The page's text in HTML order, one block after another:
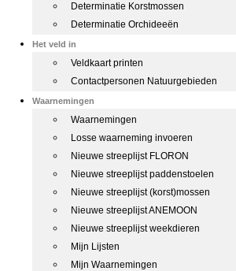
Determinatie Korstmossen
Determinatie Orchideeën
Het veld in
Veldkaart printen
Contactpersonen Natuurgebieden
Waarnemingen
Waarnemingen
Losse waarneming invoeren
Nieuwe streeplijst FLORON
Nieuwe streeplijst paddenstoelen
Nieuwe streeplijst (korst)mossen
Nieuwe streeplijst ANEMOON
Nieuwe streeplijst weekdieren
Mijn Lijsten
Mijn Waarnemingen